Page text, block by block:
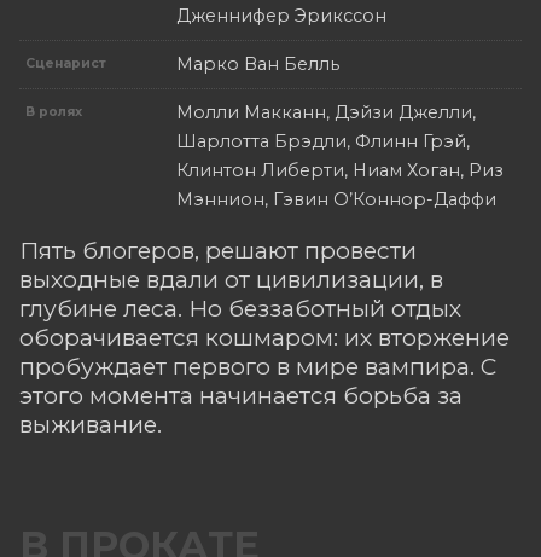
Дженнифер Эрикссон
Сценарист Марко Ван Белль
В ролях
Молли Макканн, Дэйзи Джелли,
Шарлотта Брэдли, Флинн Грэй,
Клинтон Либерти, Ниам Хоган, Риз
Мэннион, Гэвин О’Коннор-Даффи
Пять блогеров, решают провести
выходные вдали от цивилизации, в
глубине леса. Но беззаботный отдых
оборачивается кошмаром: их вторжение
пробуждает первого в мире вампира. С
этого момента начинается борьба за
выживание.
В ПРОКАТЕ